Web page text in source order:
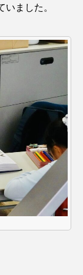
チヌ
トラフグ
ボ
イ
ました。